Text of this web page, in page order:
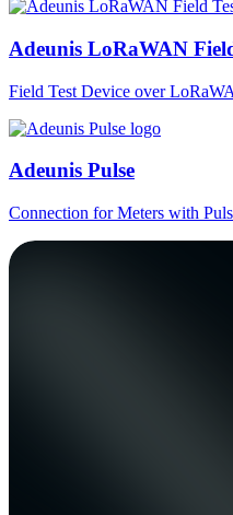
Adeunis LoRaWAN
Field Test Device over
Adeunis Pulse
Connection for Meters with